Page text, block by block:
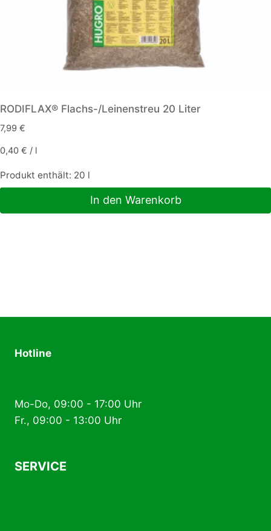
RODIFLAX® Flachs-/Leinenstreu 20 Liter
7,99 €
0,40 € / l
Produkt enthält: 20 l
In den Warenkorb
Hotline
Mo-Do, 09:00 - 17:00 Uhr
Fr., 09:00 - 13:00 Uhr
SERVICE